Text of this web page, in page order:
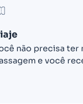
não precisa ter
e você